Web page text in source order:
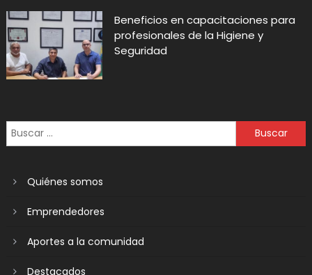
Beneficios en capacitaciones para
profesionales de la Higiene y
Seguridad
Quiénes somos
Emprendedores
Aportes a la comunidad
Destacados